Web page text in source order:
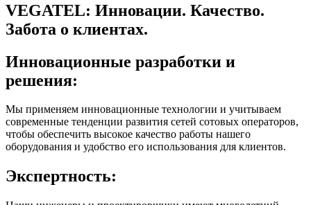
VEGATEL: Инновации. Качество.
Забота о клиентах.
Инновационные разработки и
решения:
Мы применяем инновационные технологии и учитываем
современные тенденции развития сетей сотовых операторов,
чтобы обеспечить высокое качество работы нашего
оборудования и удобство его использования для клиентов.
Экспертность: